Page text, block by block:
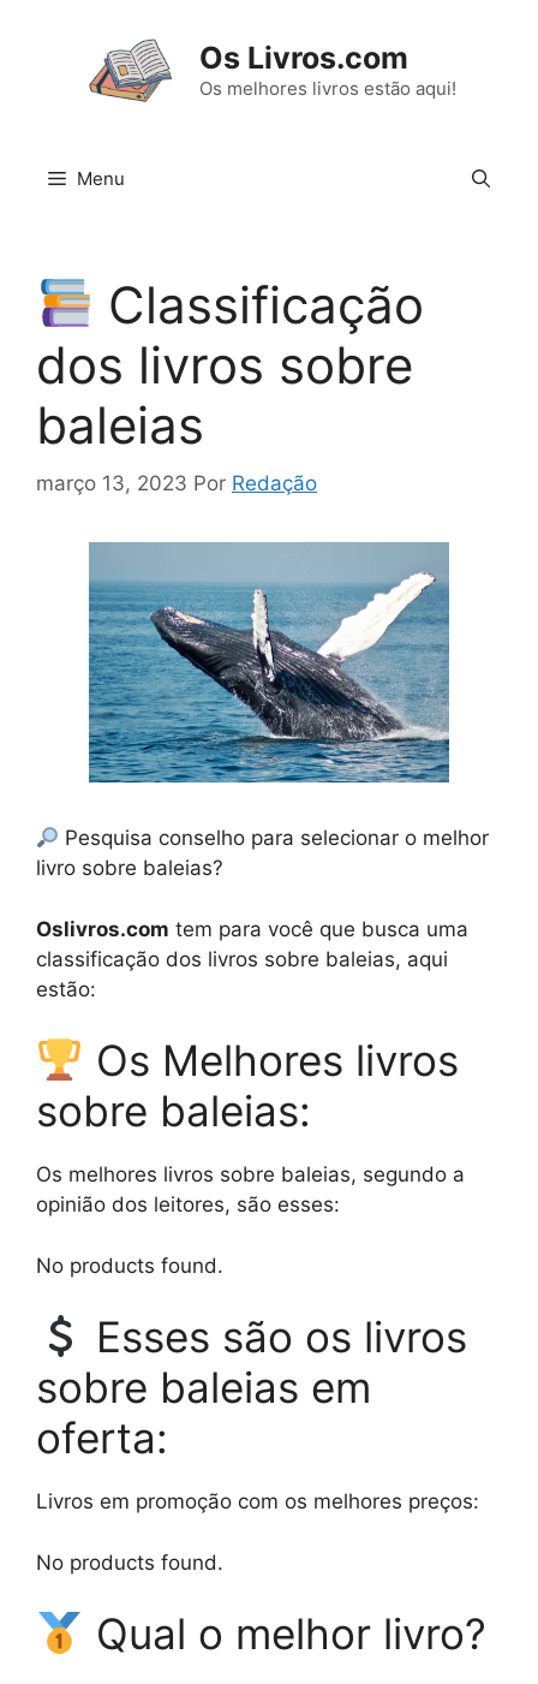
Os Livros.com
Os melhores livros estão aqui!
Menu
Classificação
dos livros sobre
baleias
março 13, 2023 Por Redação
Pesquisa conselho para selecionar o melhor
livro sobre baleias?
Oslivros.com tem para você que busca uma
classificação dos livros sobre baleias, aqui
estão:
Os Melhores livros
sobre baleias:
Os melhores livros sobre baleias, segundo a
opinião dos leitores, são esses:
No products found.
Esses são os livros
sobre baleias em
oferta:
Livros em promoção com os melhores preços:
No products found.
Qual o melhor livro?